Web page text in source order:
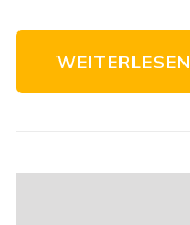
WEITERLESEN